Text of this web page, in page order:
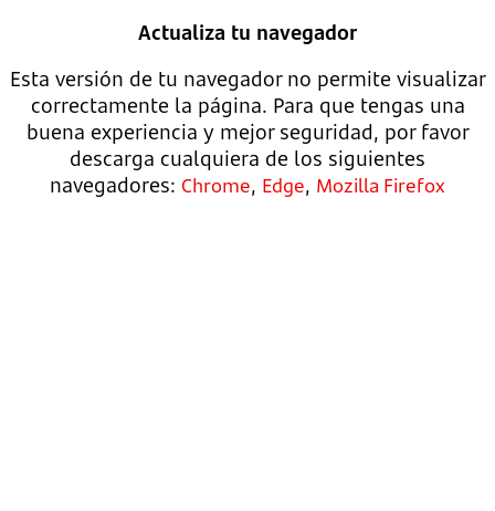
Actualiza tu navegador
Esta versión de tu navegador no permite visualizar
correctamente la página. Para que tengas una
buena experiencia y mejor seguridad, por favor
descarga cualquiera de los siguientes
navegadores: Chrome, Edge, Mozilla Firefox